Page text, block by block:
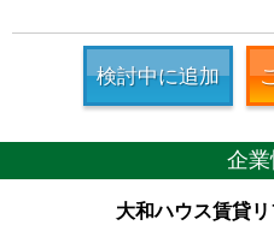
検討中に追加
企業
大和ハウス賃貸